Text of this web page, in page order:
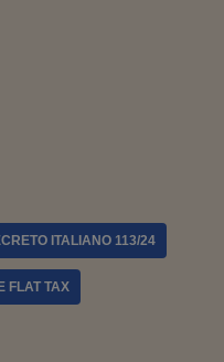
ITALIANO 113/24
FLAT TAX